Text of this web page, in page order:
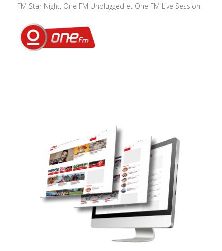
FM Star Night, One FM Unplugged et One FM Live Session.